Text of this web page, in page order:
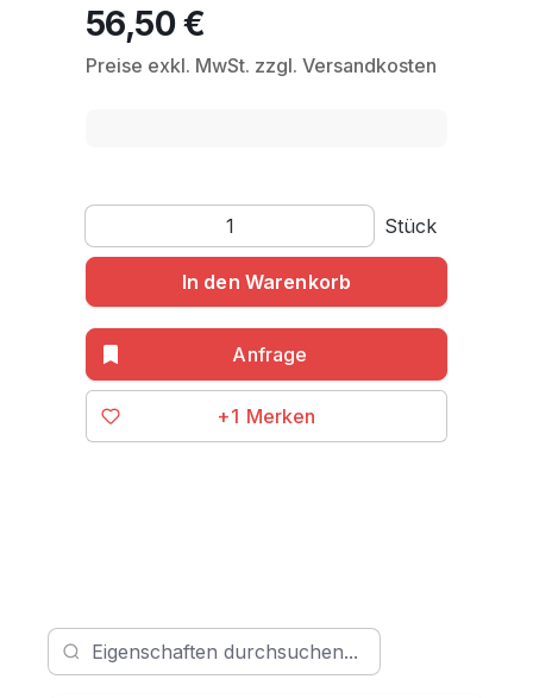
Regulärer Preis:
56,50 €
Preise exkl. MwSt. zzgl. Versandkosten
Produkt Anzahl: Gib den gewünschten Wert ein
Stück
In den Warenkorb
+1